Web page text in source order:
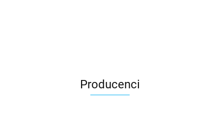
Producenci